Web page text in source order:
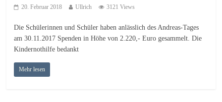
20. Februar 2018 Ullrich 3121 Views
Die Schülerinnen und Schüler haben anlässlich des Andreas-Tages
am 30.11.2017 Spenden in Höhe von 2.220,- Euro gesammelt. Die
Kindernothilfe bedankt
Mehr lesen